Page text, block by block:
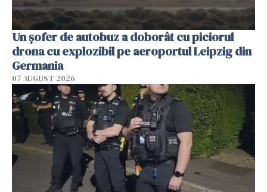
Un șofer de autobuz a doborât cu piciorul
drona cu explozibil pe aeroportul Leipzig din
Germania
07 AUGUST 2026